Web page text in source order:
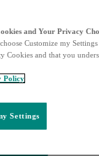
and Your Privacy
Customize my
Cookies and that you
Policy
Settings